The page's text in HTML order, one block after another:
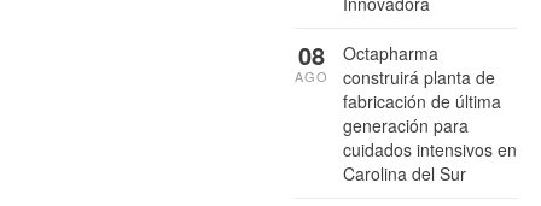
Octapharma
construirá planta de
fabricación de última
generación para
cuidados intensivos en
Carolina del Sur
08
AGO